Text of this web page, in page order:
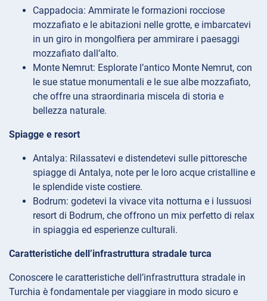
Cappadocia: Ammirate le formazioni rocciose
mozzafiato e le abitazioni nelle grotte, e imbarcatevi
in un giro in mongolfiera per ammirare i paesaggi
mozzafiato dall’alto.
Monte Nemrut: Esplorate l’antico Monte Nemrut, con
le sue statue monumentali e le sue albe mozzafiato,
che offre una straordinaria miscela di storia e
bellezza naturale.
Spiagge e resort
Antalya: Rilassatevi e distendetevi sulle pittoresche
spiagge di Antalya, note per le loro acque cristalline e
le splendide viste costiere.
Bodrum: godetevi la vivace vita notturna e i lussuosi
resort di Bodrum, che offrono un mix perfetto di relax
in spiaggia ed esperienze culturali.
Caratteristiche dell’infrastruttura stradale turca
Conoscere le caratteristiche dell’infrastruttura stradale in
Turchia è fondamentale per viaggiare in modo sicuro e